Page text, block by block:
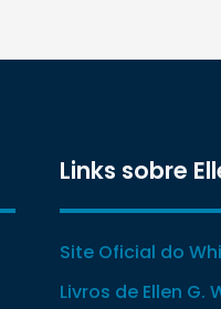
Links sobre
Site Oficial do
Livros de Ellen G.